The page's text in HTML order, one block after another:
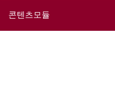
콘텐츠모듈